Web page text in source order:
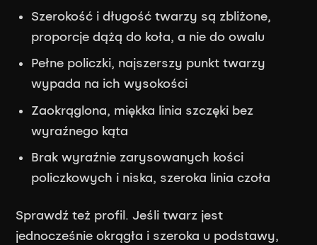
Szerokość i długość twarzy są zbliżone,
proporcje dążą do koła, a nie do owalu
Pełne policzki, najszerszy punkt twarzy
wypada na ich wysokości
Zaokrąglona, miękka linia szczęki bez
wyraźnego kąta
Brak wyraźnie zarysowanych kości
policzkowych i niska, szeroka linia czoła
Sprawdź też profil. Jeśli twarz jest
jednocześnie okrągła i szeroka u podstawy,